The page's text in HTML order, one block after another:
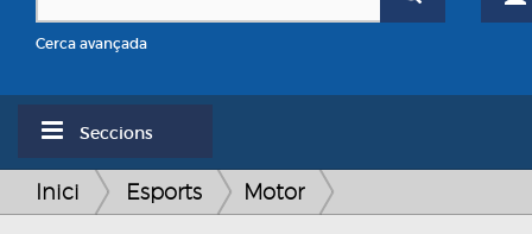
Cerca avançada
Seccions
Inici Esports Motor